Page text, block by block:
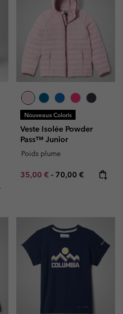
Nouveaux Coloris
Veste Isolée Powder
Pass™ Junior
Poids plume
Minimum sale price:
35,00 € - Maximum price:
70,00 €